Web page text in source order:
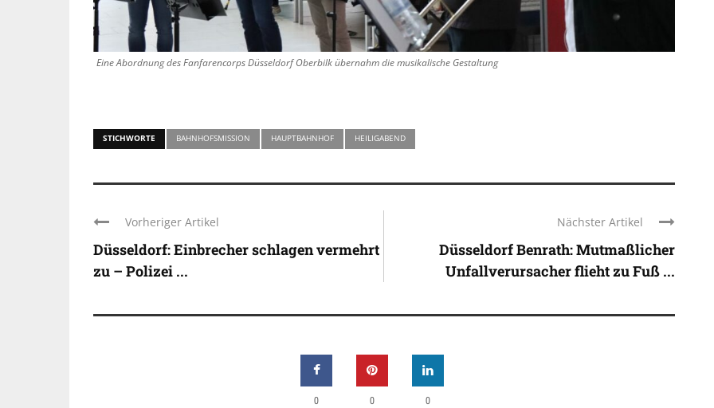
Eine Abordnung des Fanfarencorps Düsseldorf Oberbilk übernahm die musikalische Gestaltung
STICHWORTE BAHNHOFSMISSION HAUPTBAHNHOF HEILIGABEND
Vorheriger Artikel
Düsseldorf: Einbrecher schlagen vermehrt
zu – Polizei ...
Nächster Artikel
Düsseldorf Benrath: Mutmaßlicher
Unfallverursacher flieht zu Fuß ...
0 0 0